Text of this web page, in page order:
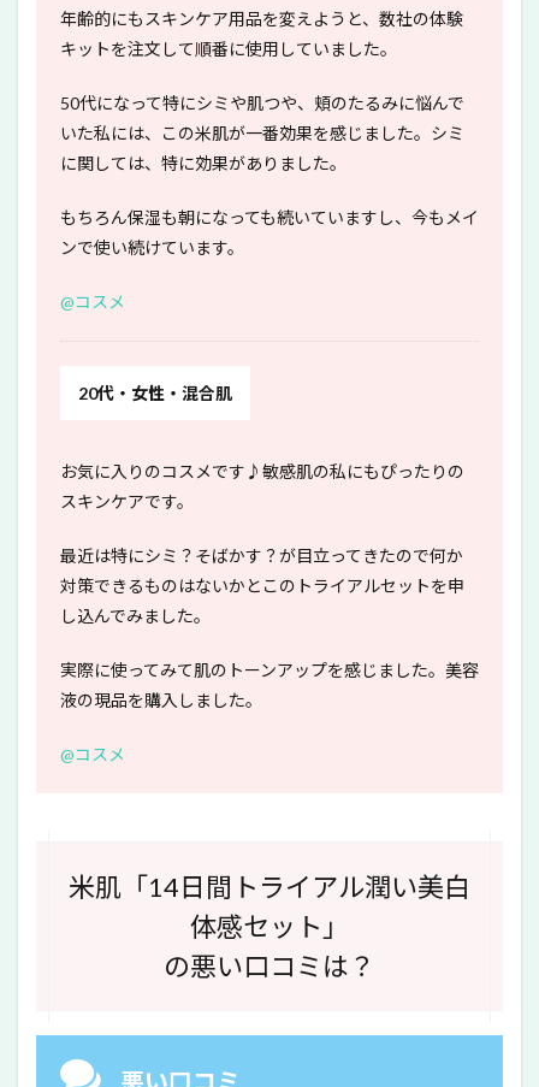
年齢的にもスキンケア用品を変えようと、数社の体験
キットを注文して順番に使用していました。
50代になって特にシミや肌つや、頬のたるみに悩んで
いた私には、この米肌が一番効果を感じました。シミ
に関しては、特に効果がありました。
もちろん保湿も朝になっても続いていますし、今もメイ
ンで使い続けています。
@コスメ
20代・女性・混合肌
お気に入りのコスメです♪敏感肌の私にもぴったりの
スキンケアです。
最近は特にシミ？そばかす？が目立ってきたので何か
対策できるものはないかとこのトライアルセットを申
し込んでみました。
実際に使ってみて肌のトーンアップを感じました。美容
液の現品を購入しました。
@コスメ
米肌「14日間トライアル潤い美白
体感セット」
の悪い口コミは？
悪い口コミ